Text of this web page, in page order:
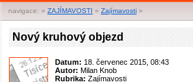
navigace: » ZAJÍMAVOSTI » Zajímavosti »
Nový kruhový objezd
Datum: 18. červenec 2015, 08:43
Autor: Milan Knob
Rubrika: Zajímavosti